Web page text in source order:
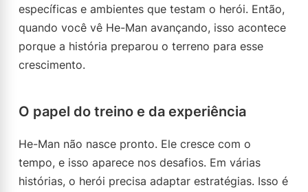
específicas e ambientes que testam o herói. Então,
quando você vê He-Man avançando, isso acontece
porque a história preparou o terreno para esse
crescimento.
O papel do treino e da experiência
He-Man não nasce pronto. Ele cresce com o
tempo, e isso aparece nos desafios. Em várias
histórias, o herói precisa adaptar estratégias. Isso é